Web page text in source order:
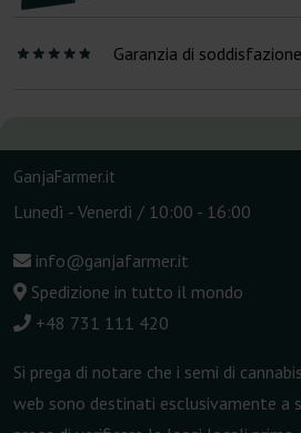
Garanzia di
GanjaFarmer.it
Lunedì - Venerdì / 10:00 - 16:00
info@ganjafarmer.it
Spedizione in tutto il mondo
+48 731 111 420
Si prega di notare che i semi di
web sono destinati esclusivamente a